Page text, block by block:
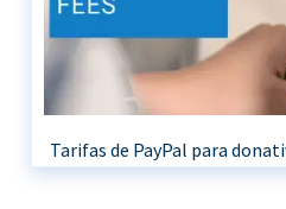
Tarifas de PayPal para